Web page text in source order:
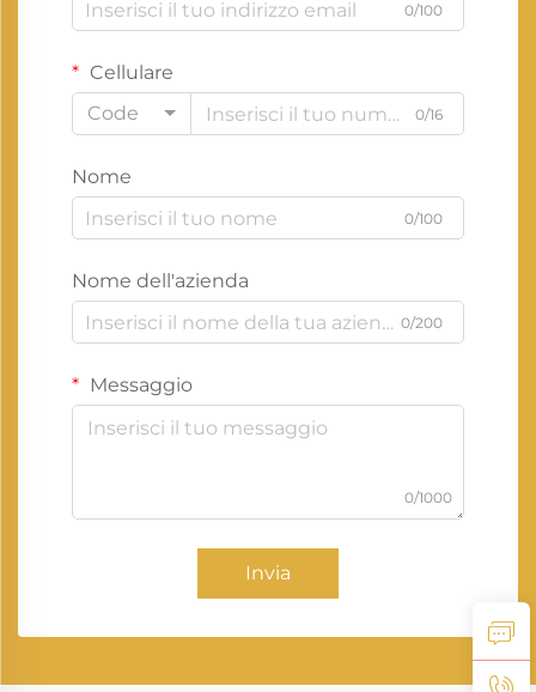
0/100
Cellulare
Code
0/16
Nome
0/100
Nome dell'azienda
0/200
Messaggio
0/1000
Invia